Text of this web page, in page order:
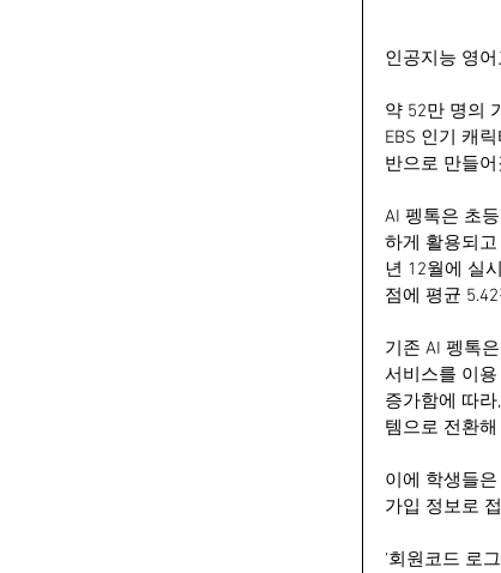
인공지능 영
약 52만 명의
EBS 인기 캐
반으로 만들어
AI 펭톡은 초
하게 활용되
년 12월에 실
점에 평균
기존 AI 펭톡
서비스를 이
증가함에 따
템으로 전환
이에 학생들
가입 정보로
‘회원코드 로